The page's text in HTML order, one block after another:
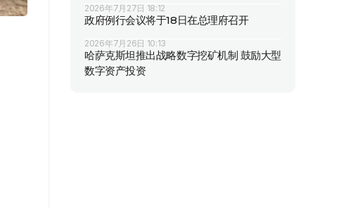
2026年7月27日 18:12
政府例行会议将于18日在总理府召开
2026年7月26日 10:13
哈萨克斯坦推出战略数字挖矿机制 鼓励大型
数字资产投资